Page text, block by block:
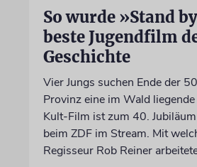
So wurde »Stand
beste Jugendfilm
Geschichte
Vier Jungs suchen Ende der
Provinz eine im Wald
Kult-Film ist zum 40.
beim ZDF im Stream. Mit
Regisseur Rob Reiner